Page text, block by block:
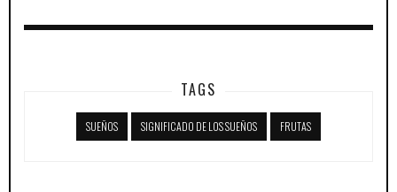
TAGS
SUEÑOS SIGNIFICADO DE LOS SUEÑOS FRUTAS